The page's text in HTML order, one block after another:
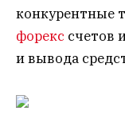
конкурентные
форекс счетов
и вывода